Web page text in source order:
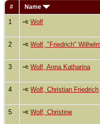
# Name
1 Wolf
2 Wolf, "Friedrich" Wilhelm
3 Wolf, Anna Katharina
4 Wolf, Christian Friedrich
5 Wolf, Christine